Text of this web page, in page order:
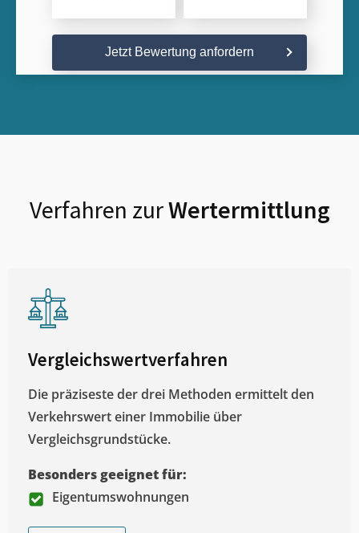
Jetzt Bewertung anfordern
Verfahren zurWertermittlung
Vergleichswertverfahren
Die präziseste der drei Methoden ermittelt den
Verkehrswert einer Immobilie über
Vergleichsgrundstücke.
Besonders geeignet für:
Eigentumswohnungen